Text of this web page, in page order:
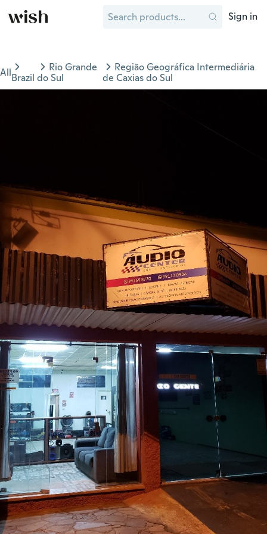
Sign in
AllBrazil
Rio Grande
do Sul
Região Geográfica Intermediária
de Caxias do Sul